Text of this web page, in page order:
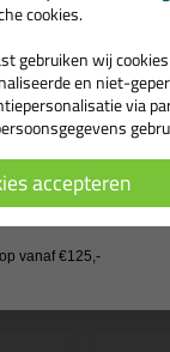
cookies.
gebruiken wij
en niet-
via
accepteren
›
cadeau
vanaf €125,-